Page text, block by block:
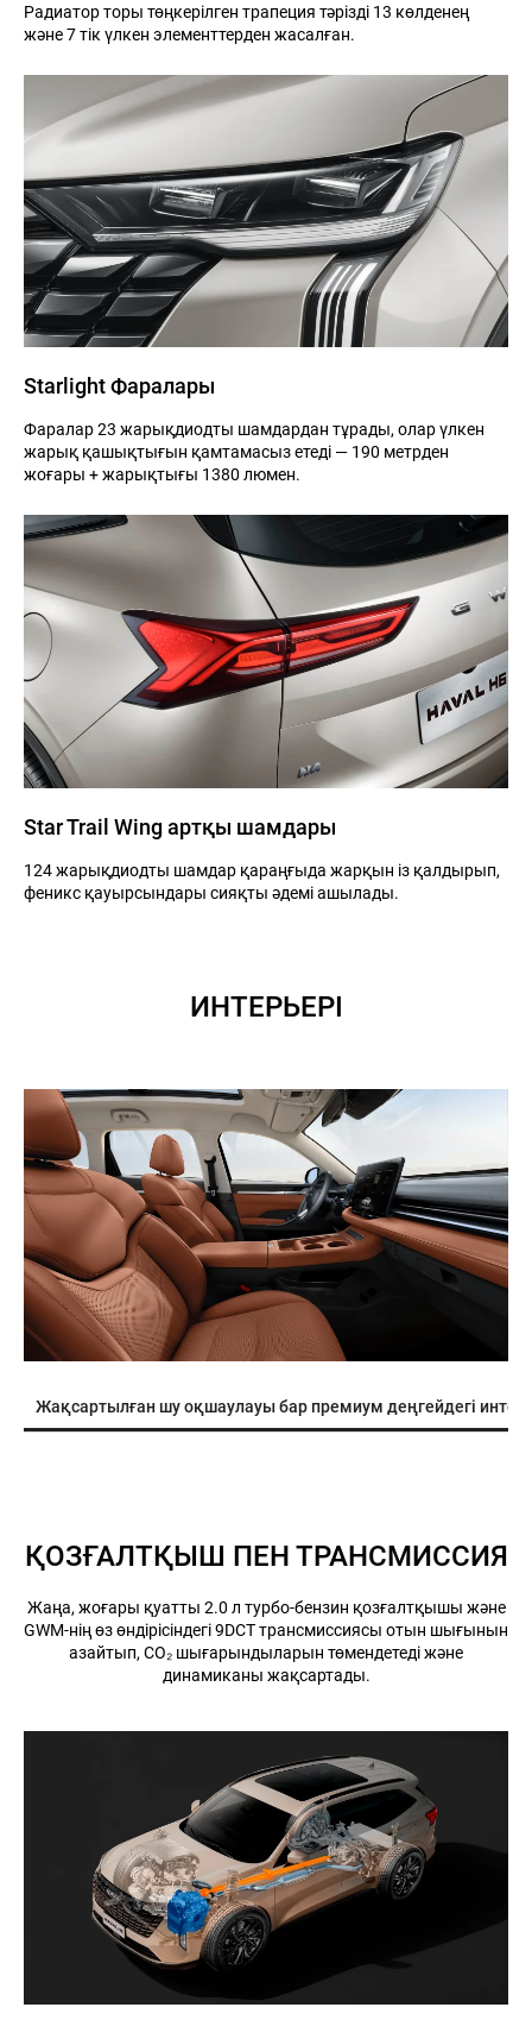
Радиатор торы төңкерілген трапеция тәрізді 13 көлденең
және 7 тік үлкен элементтерден жасалған.
Starlight Фаралары
Фаралар 23 жарықдиодты шамдардан тұрады, олар үлкен
жарық қашықтығын қамтамасыз етеді — 190 метрден
жоғары + жарықтығы 1380 люмен.
Star Trail Wing артқы шамдары
124 жарықдиодты шамдар қараңғыда жарқын із қалдырып,
феникс қауырсындары сияқты әдемі ашылады.
ИНТЕРЬЕРІ
Жақсартылған шу оқшаулауы бар премиум деңгейдегі
ҚОЗҒАЛТҚЫШ ПЕН ТРАНСМИССИЯ
Жаңа, жоғары қуатты 2.0 л турбо-бензин қозғалтқышы және
GWM-нің өз өндірісіндегі 9DCT трансмиссиясы отын шығынын
азайтып, CO₂ шығарындыларын төмендетеді және
динамиканы жақсартады.